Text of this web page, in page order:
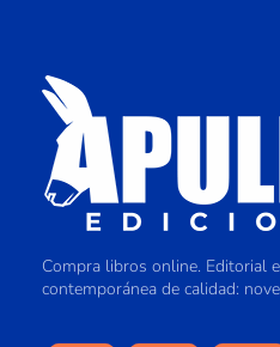
Compra libros online. Editorial
contemporánea de calidad: